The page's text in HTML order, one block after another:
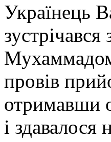
Українець
провів
отримавши
і